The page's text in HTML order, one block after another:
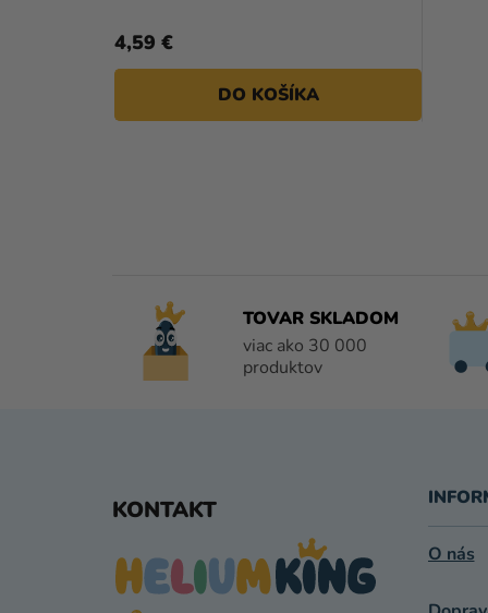
4,59 €
DO KOŠÍKA
TOVAR SKLADOM
viac ako 30 000
produktov
KONTAKT
O nás